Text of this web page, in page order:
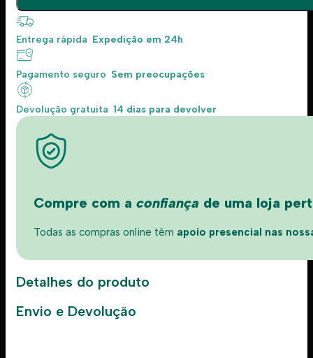
Entrega rápida Expedição em 24h
Pagamento seguro Sem preocupações
Devolução gratuita 14 dias para devolver
Compre com a confiança de uma loja
Todas as compras online têm apoio presencial nas
Detalhes do produto
Envio e Devolução